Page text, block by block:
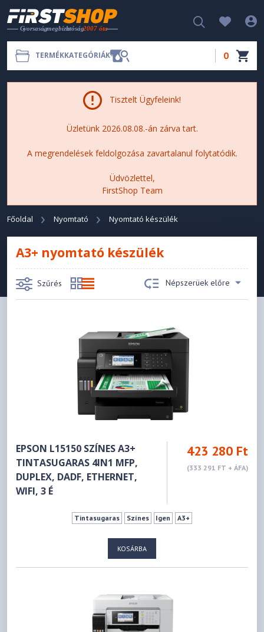
TERMÉKKATEGÓRIÁK 0
Tisztelt Ügyfeleink!
Üzletünk 2026.08.08.-án zárva tart.
A megrendelések feldolgozása zavartalanul folytatódik.
Üdvözlettel,
FirstShop Team
Főoldal Nyomtató Nyomtató készülék
A3+ nyomtató készülék
Szűrés Népszerüek előre
EPSON L15150 SZÍNES A3+
TINTASUGARAS 4IN1 MFP,
DUPLEX, DADF, ETHERNET,
WIFI, 3 É
423 280 Ft
(333 291 FT + ÁFA)
Tintasugaras Színes Igen A3+
KOSÁRBA